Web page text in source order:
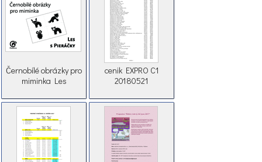
Černobílé obrázky pro
miminka Les
cenik EXPRO C1
20180521